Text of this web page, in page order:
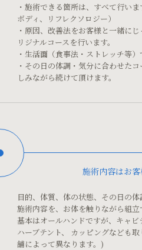
・施術できる箇所は、すべて行いま
ボディ、リフレクソロジー）
・原因、改善法をお客様と一緒に
リジナルコースを行います。
・生活面（食事法・ストレッチ等）
・その日の体調・気分に合わせた
しみながら続けて頂けます。
施術内容はお
目的、体質、体の状態、その日の
施術内容を、お体を触りながら組立
基本はオールハンドですが、キャビ
ハーブテント、
カッピングなども
舗によって異なります。)